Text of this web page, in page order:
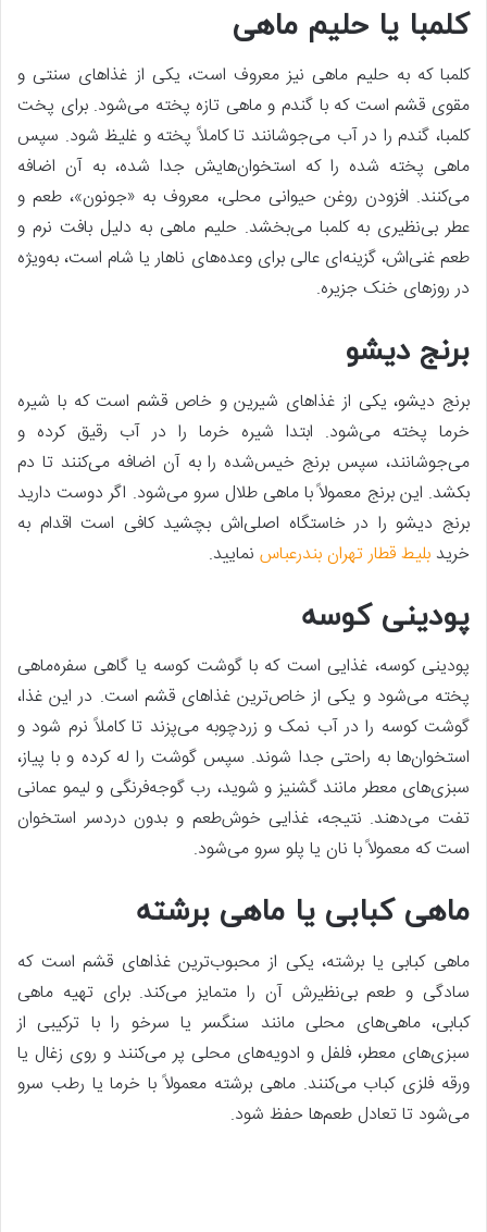
کلمبا یا حلیم ماهی
کلمبا که به حلیم ماهی نیز معروف است، یکی از غذاهای سنتی و
مقوی قشم است که با گندم و ماهی تازه پخته می‌شود. برای پخت
کلمبا، گندم را در آب می‌جوشانند تا کاملاً پخته و غلیظ شود. سپس
ماهی پخته‌ شده را که استخوان‌هایش جدا شده، به آن اضافه
می‌کنند. افزودن روغن حیوانی محلی، معروف به «جونون»، طعم و
عطر بی‌نظیری به کلمبا می‌بخشد. حلیم ماهی به‌ دلیل بافت نرم و
طعم غنی‌اش، گزینه‌ای عالی برای وعده‌های ناهار یا شام است، به‌ویژه
در روزهای خنک جزیره.
برنج دیشو
برنج دیشو، یکی از غذاهای شیرین و خاص قشم است که با شیره
خرما پخته می‌شود. ابتدا شیره خرما را در آب رقیق کرده و
می‌جوشانند، سپس برنج خیس‌شده را به آن اضافه می‌کنند تا دم
بکشد. این برنج معمولاً با ماهی طلال سرو می‌شود. اگر دوست دارید
برنج دیشو را در خاستگاه اصلی‌اش بچشید کافی است اقدام به
خریدبلیط قطار تهران بندرعباس نمایید.
پودینی کوسه
پودینی کوسه، غذایی است که با گوشت کوسه یا گاهی سفره‌ماهی
پخته می‌شود و یکی از خاص‌ترین غذاهای قشم است. در این غذا،
گوشت کوسه را در آب نمک و زردچوبه می‌پزند تا کاملاً نرم شود و
استخوان‌ها به‌ راحتی جدا شوند. سپس گوشت را له کرده و با پیاز،
سبزی‌های معطر مانند گشنیز و شوید، رب گوجه‌فرنگی و لیمو عمانی
تفت می‌دهند. نتیجه، غذایی خوش‌طعم و بدون دردسر استخوان
است که معمولاً با نان یا ‌پلو سرو می‌شود.
ماهی کبابی یا ماهی برشته
ماهی کبابی یا برشته، یکی از محبوب‌ترین غذاهای قشم است که
سادگی و طعم بی‌نظیرش آن را متمایز می‌کند. برای تهیه ماهی
کبابی، ماهی‌های محلی مانند سنگسر یا سرخو را با ترکیبی از
سبزی‌های معطر، فلفل و ادویه‌های محلی پر می‌کنند و روی زغال یا
ورقه فلزی کباب می‌کنند. ماهی برشته معمولاً با خرما یا رطب سرو
می‌شود تا تعادل طعم‌ها حفظ شود.